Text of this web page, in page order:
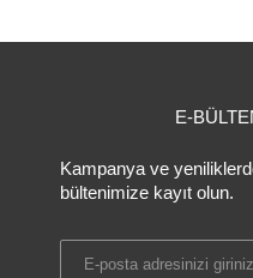
E-
Kampanya ve
bültenimize kayıt olun.